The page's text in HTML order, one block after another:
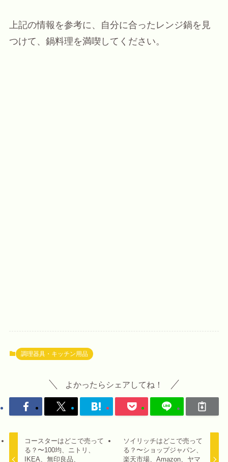
上記の情報を参考に、自分に合ったレンジ鍋を見
つけて、鍋料理を満喫してください。
調理器具・キッチン用品
よかったらシェアしてね！
コースターはどこで売って
る？〜100均、ニトリ、
IKEA、無印良品、
ソイリッチはどこで売って
る？〜ショップジャパン、
楽天市場、Amazon、ヤマ